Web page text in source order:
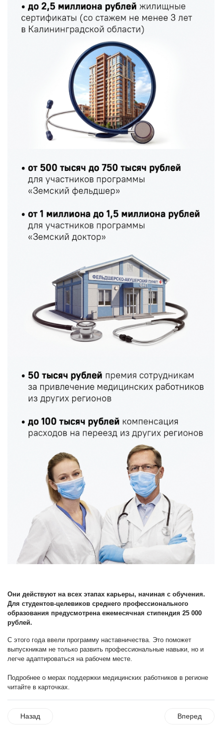
Они действуют на всех этапах карьеры, начиная с обучения.
Для студентов-целевиков среднего профессионального
образования предусмотрена ежемесячная стипендия 25 000
рублей.
С этого года ввели программу наставничества. Это поможет
выпускникам не только развить профессиональные навыки, но и
легче адаптироваться на рабочем месте.
Подробнее о мерах поддержки медицинских работников в регионе
читайте в карточках.
Назад Вперед